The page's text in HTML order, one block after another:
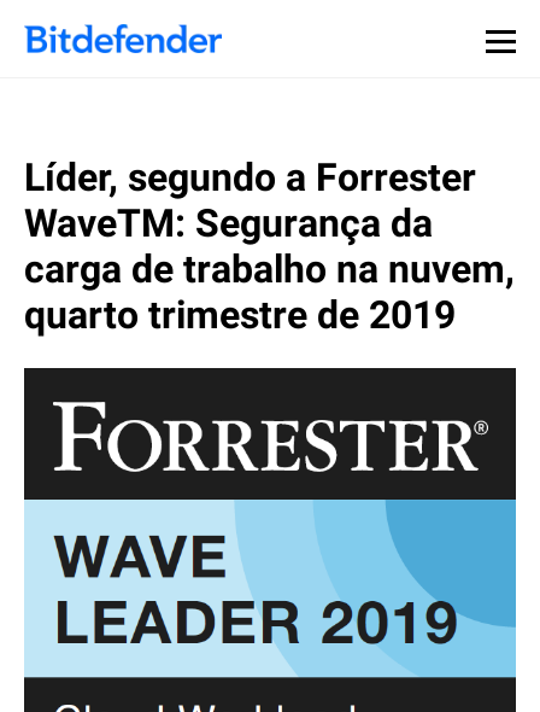
Líder, segundo a Forrester
WaveTM: Segurança da
carga de trabalho na nuvem,
quarto trimestre de 2019